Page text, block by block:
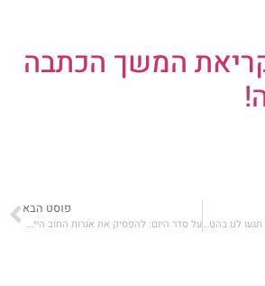
המשך הכתבה
תעלו את גיל הפרישה, רק אל תגעו לנו בהטבות המס
פוסט הבא
על סדר היום: להפסיק את אגרות החוב הייעודיות